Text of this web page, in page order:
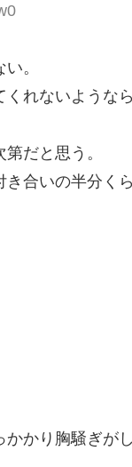
。
れないようなら
だと思う。
き合いの半分く
かり胸騒ぎが